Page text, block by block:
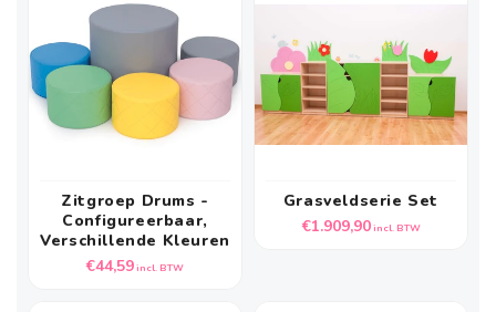
Zitgroep Drums -
Configureerbaar,
Verschillende Kleuren
Normale
€44,59incl. BTW
Grasveldserie Set
Normale
€1.909,90incl. BTW